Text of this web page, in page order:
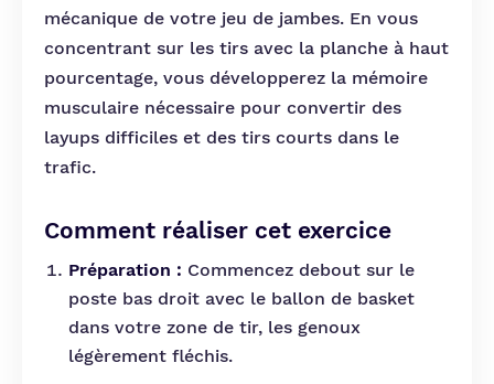
mécanique de votre jeu de jambes. En vous
concentrant sur les tirs avec la planche à haut
pourcentage, vous développerez la mémoire
musculaire nécessaire pour convertir des
layups difficiles et des tirs courts dans le
trafic.
Comment réaliser cet exercice
Préparation : Commencez debout sur le
poste bas droit avec le ballon de basket
dans votre zone de tir, les genoux
légèrement fléchis.